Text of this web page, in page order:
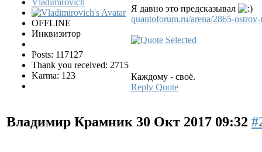
OFFLINE
Инквизитор
Posts: 117127
Thank you received: 2715
Karma: 123
Я давно это предсказывал
quantoforum.ru/arena/2865-
Каждому - своё.
Reply Quote
Владимир Крамник 30 Окт 2017 09:32